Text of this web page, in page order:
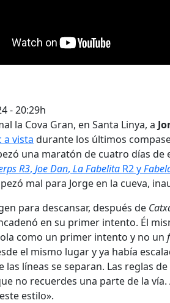
- 20:29h
la Cova Gran, en Santa Linya, a
a vista durante los últimos
una maratón de cuatro días de
R3, Joe Dan, La Fabelita R2 y
mal para Jorge en la cueva,
para descansar, después de
en su primer intento. Él
como un primer intento y no un
el mismo lugar y ya había
las líneas se separan. Las reglas
no recuerdes una parte de la
estilo».